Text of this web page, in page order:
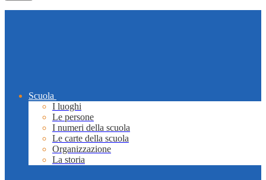
Scuola
I luoghi
Le persone
I numeri della scuola
Le carte della scuola
Organizzazione
La storia